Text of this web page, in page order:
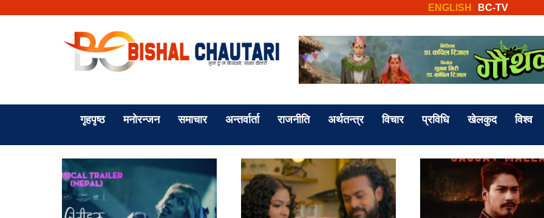
BC-TV
ENGLISH
गृहपृष्ठ मनोरन्जन समाचार अन्तर्वार्ता राजनीति अर्थतन्त्र विचार प्रविधि खेलकुद विश्व